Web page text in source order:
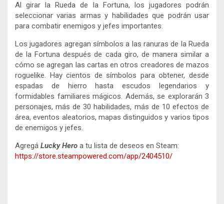
Al girar la Rueda de la Fortuna, los jugadores podrán
seleccionar varias armas y habilidades que podrán usar
para combatir enemigos y jefes importantes.
Los jugadores agregan símbolos a las ranuras de la Rueda
de la Fortuna después de cada giro, de manera similar a
cómo se agregan las cartas en otros creadores de mazos
roguelike. Hay cientos de símbolos para obtener, desde
espadas de hierro hasta escudos legendarios y
formidables familiares mágicos. Además, se explorarán 3
personajes, más de 30 habilidades, más de 10 efectos de
área, eventos aleatorios, mapas distinguidos y varios tipos
de enemigos y jefes.
Agregá Lucky Hero a tu lista de deseos en Steam:
https://store.steampowered.com/app/2404510/